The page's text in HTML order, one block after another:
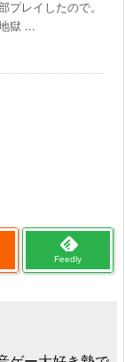
プレイしたので。
獄 ...
Feedly